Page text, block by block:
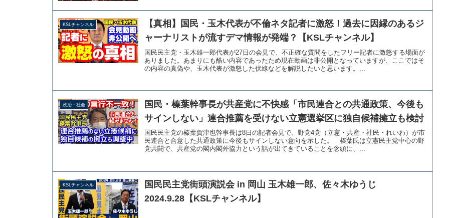
KSLチャンネル
【真相】国民・玉木代表が不倫ネタ記者に激怒！過去に因縁のあるジ
ャーナリストが流すデマ情報が発端？【KSLチャンネル】
国民民主党・玉木雄一郎代表が27日の会見で、不正確な質問をしたフリー記者に激怒する場面が
ありました。あまりにも酷い内容であったため現在動画は非公開となっていますが、ここではそ
の内容の真偽や、玉木代表が激怒した伏線などを解説したいと思います。...
政治・社会
国民・榛葉幹事長が共産党に不快感「市民連合との共通政策、今後も
サインしない」連合推薦を受けない立憲選挙区に独自候補擁立も検討
国民民主党の榛葉賀津也幹事長は8日の記者会見で、野党4党（立憲・共産・社民・れいわ）が市
民連合と合意した共通政策に今後もサインしない意向を示した。 榛葉氏は立憲民主党中心の野
党共闘で、共産党の閣内閣外協力という話が出てきていることを念頭に、...
KSLチャンネル
国民民主党街頭演説会 in 岡山 玉木雄一郎、佐々木ゆうじ
2024.9.28【KSLチャンネル】